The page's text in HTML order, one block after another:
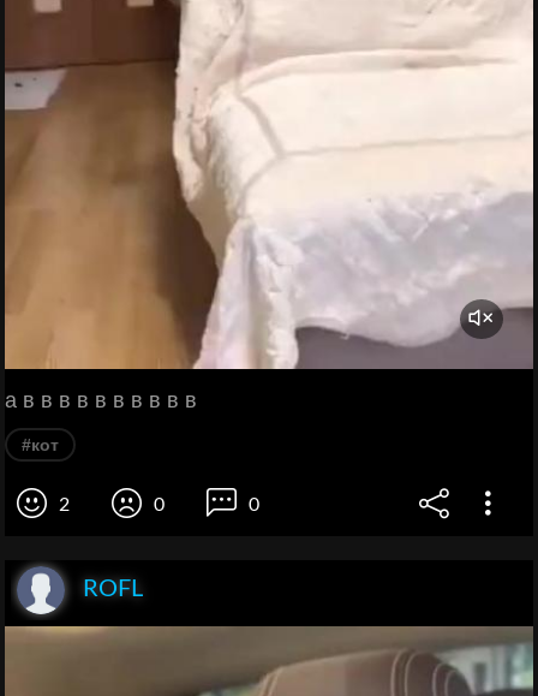
а в в в в в в в в в в
#кот
2 0 0
ROFL